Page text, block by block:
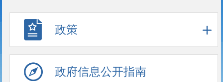
政策
政府信息公开指南